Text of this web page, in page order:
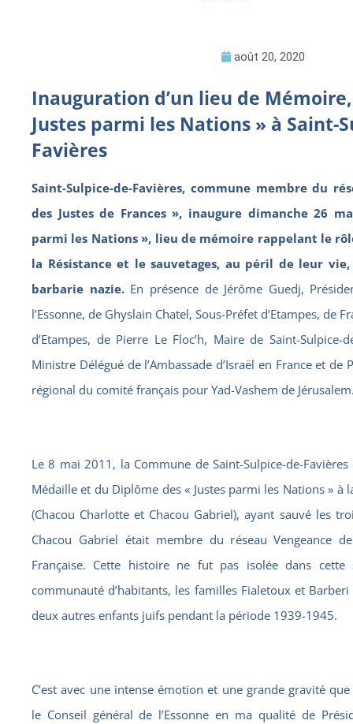
août 20, 2020
Inauguration d’un lieu de
Justes parmi les Nations » à Saint-
Favières
Saint-Sulpice-de-Favières, commune membre du
des Justes de Frances », inaugure dimanche 26
parmi les Nations », lieu de mémoire rappelant le
la Résistance et le sauvetages, au péril de leur
barbarie nazie. En présence de Jérôme Guedj,
l’Essonne, de Ghyslain Chatel, Sous-Préfet d’Etampes, de
d’Etampes, de Pierre Le Floc’h, Maire de Saint-Sulpice-
Ministre Délégué de l’Ambassade d’Israël en France et de
régional du comité français pour Yad-Vashem de
Le 8 mai 2011, la Commune de Saint-Sulpice-de-
Médaille et du Diplôme des « Justes parmi les Nations » à
(Chacou Charlotte et Chacou Gabriel), ayant sauvé les
Chacou Gabriel était membre du réseau Vengeance
Française. Cette histoire ne fut pas isolée dans cette
communauté d’habitants, les familles Fialetoux et
deux autres enfants juifs pendant la période 1939-1945.
C’est avec une intense émotion et une grande gravité
le Conseil général de l’Essonne en ma qualité de